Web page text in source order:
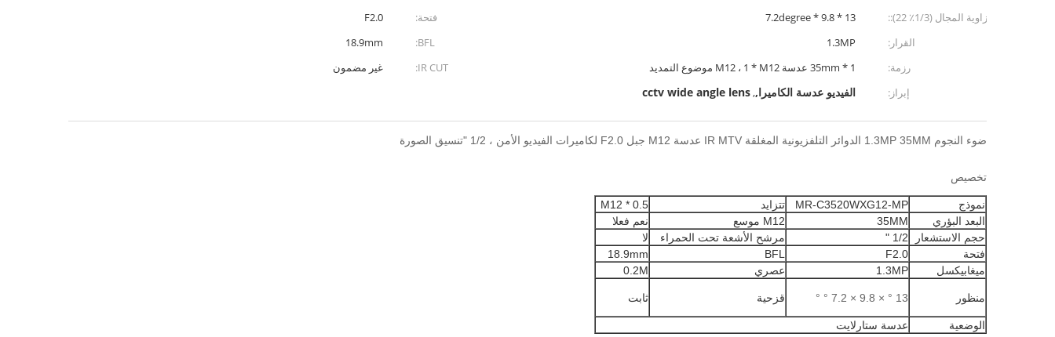
زاوية المجال (1/3٪ 22)::
13 * 9.8 * 7.2degree فتحة:
F2.0
القرار:
1.3MP
BFL:
18.9mm
رزمة:
1 * 35mm عدسة M12 ، 1 * M12 موضوع التمديد IR CUT:
غير مضمون
إبراز:
الفيديو عدسة الكاميرا,,
cctv wide angle lens
ضوء النجوم 1.3MP 35MM الدوائر التلفزيونية المغلقة IR MTV عدسة M12 جبل F2.0 لكاميرات الفيديو الأمن ، 1/2 "تنسيق الصورة
تخصيص
نموذج MR-C3520WXG12-MP تتزايد
M12 * 0.5
البعد البؤري
35MM M12 موسع
نعم فعلا
حجم الاستشعار
1/2 " مرشح الأشعة تحت الحمراء
لا
فتحة
F2.0
BFL
18.9mm
ميغابيكسل
1.3MP عصري 0.2M
منظور 13 ° × 9.8 × 7.2 ° ° قزحية ثابت
الوضعية عدسة ستارلايت